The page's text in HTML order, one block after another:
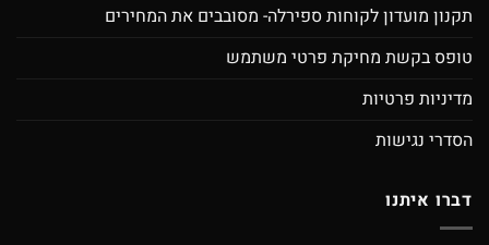
תקנון מועדון לקוחות ספירלה- מסובבים את המחירים
טופס בקשת מחיקת פרטי משתמש
מדיניות פרטיות
הסדרי נגישות
דברו איתנו